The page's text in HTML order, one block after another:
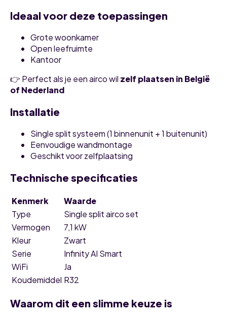
Ideaal voor deze toepassingen
Grote woonkamer
Open leefruimte
Kantoor
👉 Perfect als je een airco wil zelf plaatsen in België
of Nederland
Installatie
Single split systeem (1 binnenunit + 1 buitenunit)
Eenvoudige wandmontage
Geschikt voor zelfplaatsing
Technische specificaties
Kenmerk
Waarde
Type
Single split airco set
Vermogen
7,1 kW
Kleur
Zwart
Serie
Infinity AI Smart
WiFi
Ja
Koudemiddel R32
Waarom dit een slimme keuze is